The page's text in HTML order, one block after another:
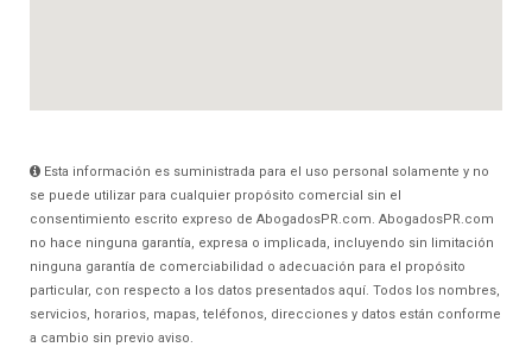
Esta información es suministrada para el uso personal solamente y no
se puede utilizar para cualquier propósito comercial sin el
consentimiento escrito expreso de AbogadosPR.com. AbogadosPR.com
no hace ninguna garantía, expresa o implicada, incluyendo sin limitación
ninguna garantía de comerciabilidad o adecuación para el propósito
particular, con respecto a los datos presentados aquí. Todos los nombres,
servicios, horarios, mapas, teléfonos, direcciones y datos están conforme
a cambio sin previo aviso.